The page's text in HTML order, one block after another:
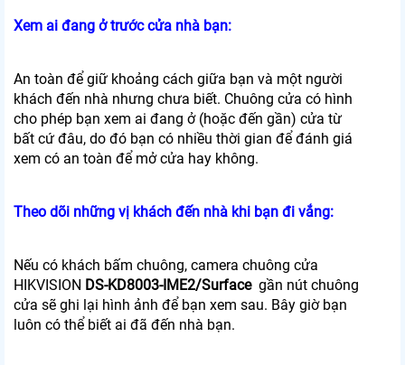
Xem ai đang ở trước cửa nhà bạn:
An toàn để giữ khoảng cách giữa bạn và một người
khách đến nhà nhưng chưa biết. Chuông cửa có hình
cho phép bạn xem ai đang ở (hoặc đến gần) cửa từ
bất cứ đâu, do đó bạn có nhiều thời gian để đánh giá
xem có an toàn để mở cửa hay không.
Theo dõi những vị khách đến nhà khi bạn đi vắng:
Nếu có khách bấm chuông, camera chuông cửa
HIKVISION DS-KD8003-IME2/Surface gần nút chuông
cửa sẽ ghi lại hình ảnh để bạn xem sau. Bây giờ bạn
luôn có thể biết ai đã đến nhà bạn.